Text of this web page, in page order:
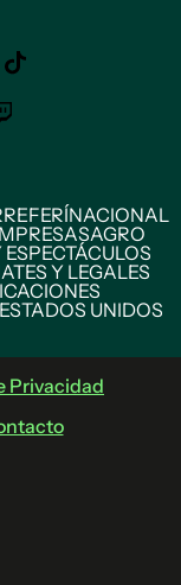
REFERÍNACIONAL
AGRO
Y LEGALES
ESTADOS UNIDOS
Privacidad